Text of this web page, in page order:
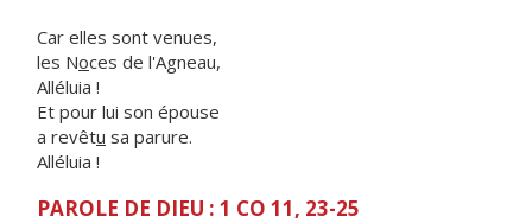
Car elles sont venues,
les Noces de l'Agneau,
Alléluia !
Et pour lui son épouse
a revêtu sa parure.
Alléluia !
PAROLE DE DIEU : 1 CO 11, 23-25